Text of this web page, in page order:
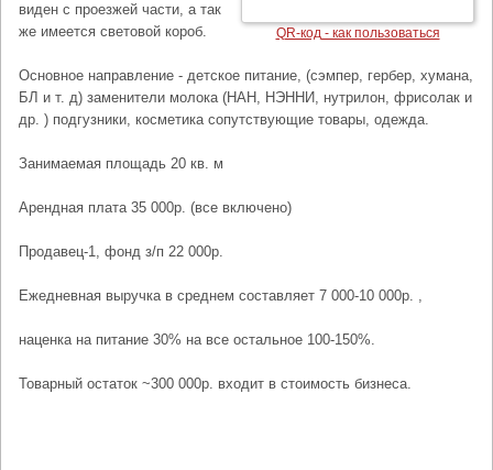
QR-код - как пользоваться
виден с проезжей части, а так
же имеется световой короб.
Основное направление - детское питание, (сэмпер, гербер, хумана,
БЛ и т. д) заменители молока (НАН, НЭННИ, нутрилон, фрисолак и
др. ) подгузники, косметика сопутствующие товары, одежда.
Занимаемая площадь 20 кв. м
Арендная плата 35 000р. (все включено)
Продавец-1, фонд з/п 22 000р.
Ежедневная выручка в среднем составляет 7 000-10 000р. ,
наценка на питание 30% на все остальное 100-150%.
Товарный остаток ~300 000р. входит в стоимость бизнеса.